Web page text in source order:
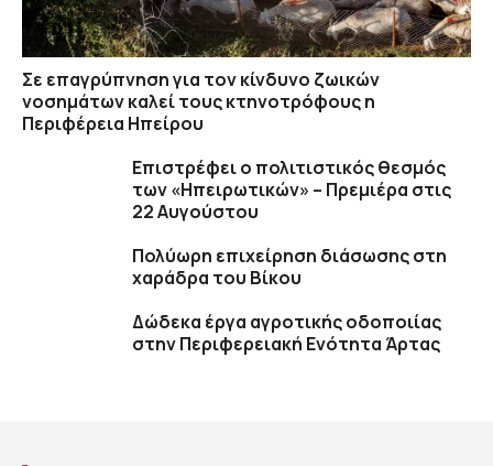
Σε επαγρύπνηση για τον κίνδυνο ζωικών
νοσημάτων καλεί τους κτηνοτρόφους η
Περιφέρεια Ηπείρου
Επιστρέφει ο πολιτιστικός θεσμός
των «Ηπειρωτικών» – Πρεμιέρα στις
22 Αυγούστου
Πολύωρη επιχείρηση διάσωσης στη
χαράδρα του Βίκου
Δώδεκα έργα αγροτικής οδοποιίας
στην Περιφερειακή Ενότητα Άρτας